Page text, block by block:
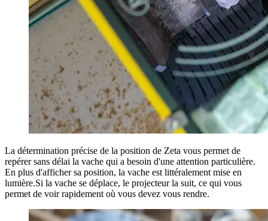
La détermination précise de la position de Zeta vous permet de
repérer sans délai la vache qui a besoin d'une attention particulière.
En plus d'afficher sa position, la vache est littéralement mise en
lumière.Si la vache se déplace, le projecteur la suit, ce qui vous
permet de voir rapidement où vous devez vous rendre.